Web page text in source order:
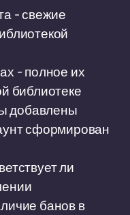
- свежие
- полное их
библиотеке
добавлены
сформирован
ли
банов в